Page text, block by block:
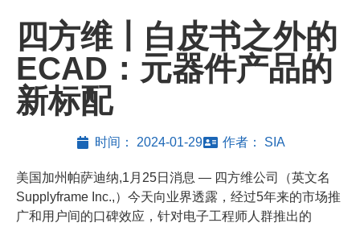
四方维丨白皮书之外的
ECAD：元器件产品的
新标配
时间： 2024-01-29 作者： SIA
美国加州帕萨迪纳,1月25日消息 — 四方维公司（英文名
Supplyframe Inc.,）今天向业界透露，经过5年来的市场推
广和用户间的口碑效应，针对电子工程师人群推出的